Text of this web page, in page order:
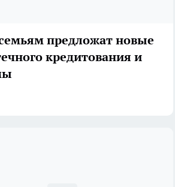
предложат новые
кредитования и